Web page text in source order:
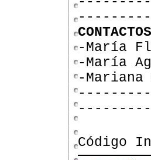
-María
-María
-
Código